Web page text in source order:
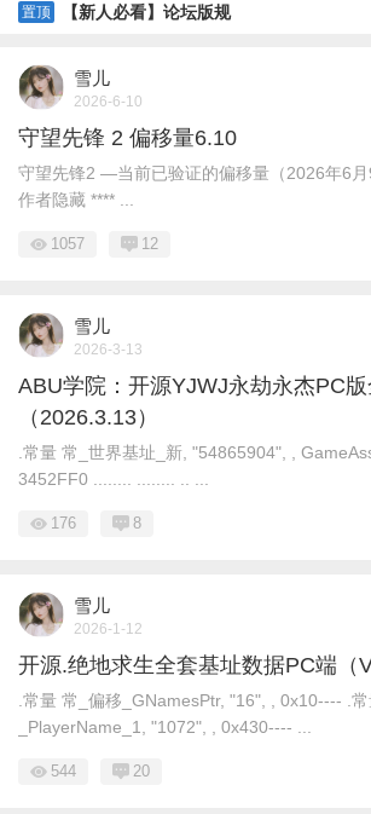
保护电脑
置顶 【新人必看】论坛版规
雪儿
2026-6-10
守望先锋 2 偏移量6.10
守望先锋2 —当前已验证的偏移量（2026年6月
作者隐藏 **** ...
1057 12
雪儿
2026-3-13
ABU学院：开源YJWJ永劫永杰PC
（2026.3.13）
.常量 常_世界基址_新, "54865904", ,
3452FF0 ........ ........ .. ...
176 8
雪儿
2026-1-12
开源.绝地求生全套基址数据PC端（
.常量 常_偏移_GNamesPtr, "16", , 0x10---- .
_PlayerName_1, "1072", , 0x430---- ...
544 20